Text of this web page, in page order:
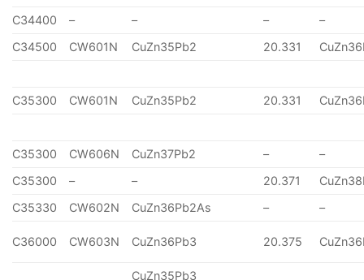
C34400 – – –
–
C34500
CW601N CuZn35Pb2 20.331
C35300 CW601N CuZn35Pb2 20.331
C35300 CW606N CuZn37Pb2 –
–
C35300
– – 20.371
C35330
CW602N CuZn36Pb2As – –
C36000 CW603N CuZn36Pb3 20.375
CuZn35Pb3